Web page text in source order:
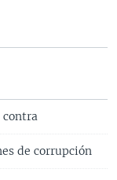
contra
de corrupción